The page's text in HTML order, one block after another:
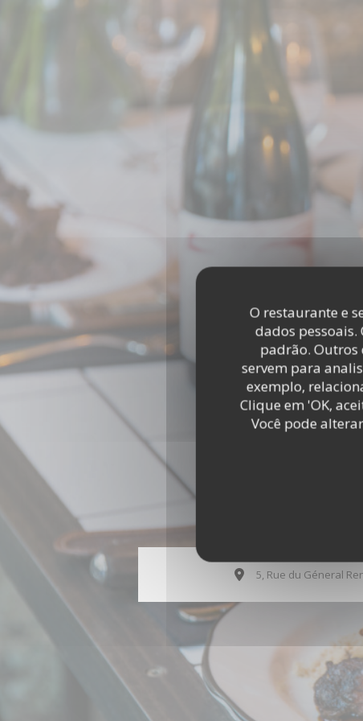
Painel de Gerenciamento de Cookies
O restaurante e
dados
padrão. Outros
servem para
exemplo,
Clique em 'OK,
Você pode
5, Rue du Géneral